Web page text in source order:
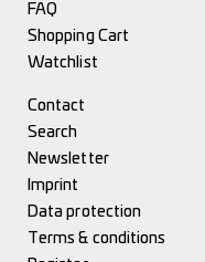
FAQ
Shopping Cart
Watchlist
Contact
Search
Newsletter
Imprint
Data protection
Terms & conditions